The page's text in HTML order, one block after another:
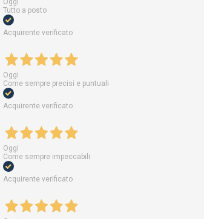
Oggi
Tutto a posto
Acquirente verificato
Oggi
Come sempre precisi e puntuali
Acquirente verificato
Oggi
Come sempre impeccabili
Acquirente verificato